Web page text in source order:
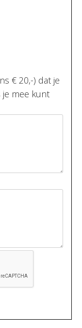
€ 20,-) dat je
mee kunt